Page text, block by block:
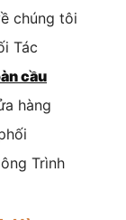
chúng tôi
Tác
cầu
hàng
Trình